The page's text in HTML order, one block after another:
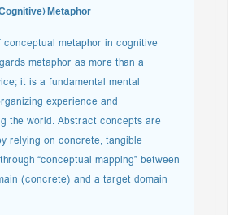
Metaphor
conceptual metaphor in cognitive
metaphor as more than a
it is a fundamental mental
experience and
the world. Abstract concepts are
relying on concrete, tangible
“conceptual mapping” between
(concrete) and a target domain